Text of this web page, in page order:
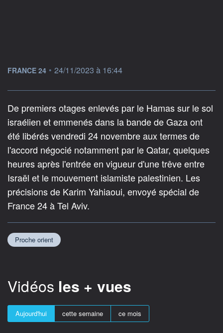
information fournie par
FRANCE 24 • 24/11/2023 à 16:44
De premiers otages enlevés par le Hamas sur le sol
israélien et emmenés dans la bande de Gaza ont
été libérés vendredi 24 novembre aux termes de
l'accord négocié notamment par le Qatar, quelques
heures après l'entrée en vigueur d'une trêve entre
Israël et le mouvement islamiste palestinien. Les
précisions de Karim Yahiaoui, envoyé spécial de
France 24 à Tel Aviv.
Proche orient
Vidéos les + vues
Aujourd'hui cette semaine ce mois